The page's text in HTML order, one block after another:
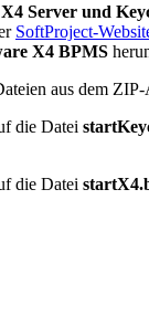
X4 Server und
SoftProject-
X4 BPMS
aus dem
die Datei
die Datei